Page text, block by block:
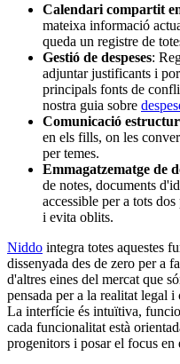
Calendari compartit
mateixa informació
queda un registre de
Gestió de despeses:
adjuntar justificants i
principals fonts de
nostra guia sobre
Comunicació
en els fills, on les
per temes.
Emmagatzematge de
de notes, documents
accessible per a tots
i evita oblits.
Niddo integra totes aquestes
dissenyada des de zero per a
d'altres eines del mercat que
pensada per a la realitat legal
La interfície és intuïtiva,
cada funcionalitat està
progenitors i posar el focus en